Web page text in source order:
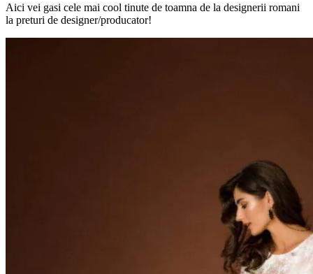
Aici vei gasi cele mai cool tinute de toamna de la designerii romani
la preturi de designer/producator!